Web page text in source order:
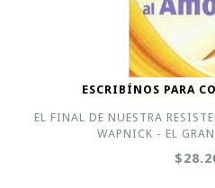
ESCRIBÍNOS PARA
EL FINAL DE NUESTRA
WAPNICK - EL